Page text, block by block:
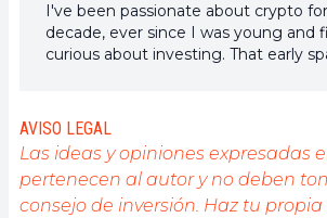
I've been passionate about crypto
decade, ever since I was young and
curious about investing. That early
AVISO LEGAL
Las ideas y opiniones expresadas
pertenecen al autor y no deben
consejo de inversión. Haz tu